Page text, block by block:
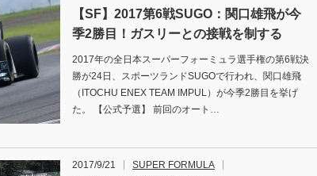
【SF】2017第6戦SUGO：関口雄飛が今
季2勝目！ガスリーとの接戦を制する
2017年の全日本スーパーフォーミュラ選手権の第6戦決
勝が24日、スポーツランドSUGOで行われ、関口雄飛
（ITOCHU ENEX TEAM IMPUL）が今季2勝目を挙げ
た。 【公式予選】 前回のオート…
2017/9/21
SUPER FORMULA